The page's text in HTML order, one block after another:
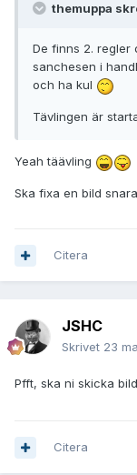
themuppa
De finns 2. regler
sanchesen i
och ha kul
Tävlingen är
Yeah täävling
Ska fixa en bild
Citera
JSHC
Skrivet 23
Pfft, ska ni skicka
Citera